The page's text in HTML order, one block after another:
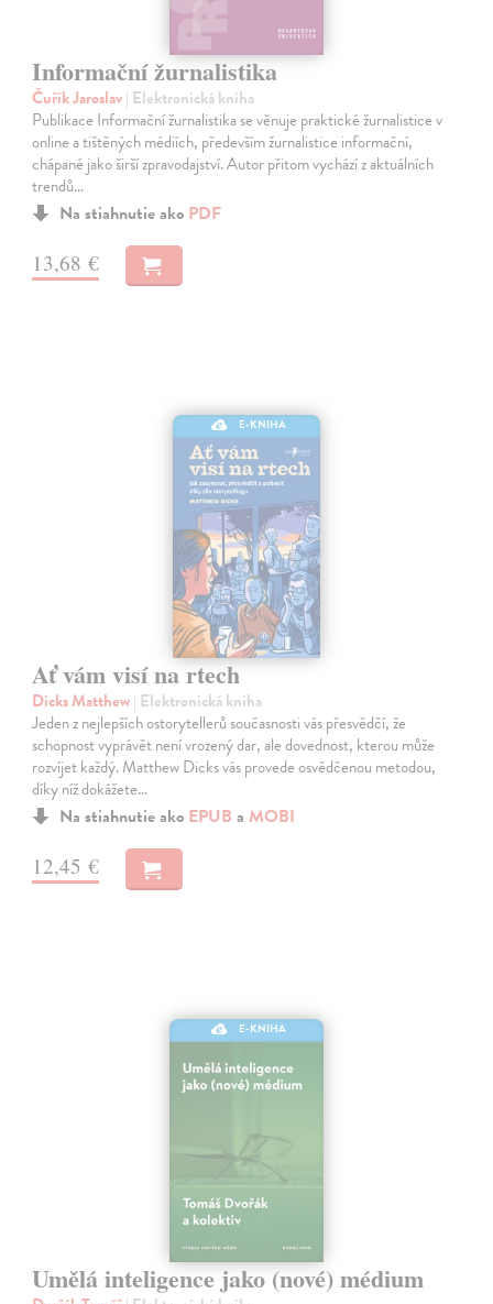
Informační žurnalistika
Čuřík Jaroslav| Elektronická kniha
Publikace Informační žurnalistika se věnuje praktické žurnalistice v
online a tištěných médiích, především žurnalistice informační,
chápané jako širší zpravodajství. Autor přitom vychází z aktuálních
trendů…
Na stiahnutie ako PDF
13,68 €
E-KNIHA
Ať vám visí na rtech
Dicks Matthew| Elektronická kniha
Jeden z nejlepších ostorytellerů současnosti vás přesvědčí, že
schopnost vyprávět není vrozený dar, ale dovednost, kterou může
rozvíjet každý. Matthew Dicks vás provede osvědčenou metodou,
díky níž dokážete…
Na stiahnutie ako EPUB a MOBI
12,45 €
E-KNIHA
Umělá inteligence jako (nové) médium